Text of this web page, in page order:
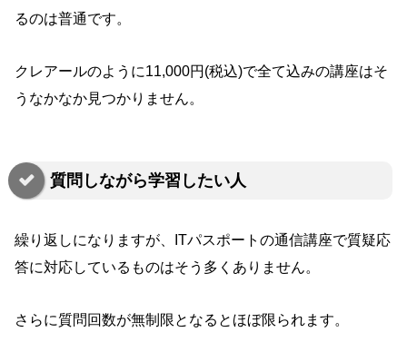
るのは普通です。
クレアールのように11,000円(税込)で全て込みの講座はそ
うなかなか見つかりません。
質問しながら学習したい人
繰り返しになりますが、ITパスポートの通信講座で質疑応
答に対応しているものはそう多くありません。
さらに質問回数が無制限となるとほぼ限られます。